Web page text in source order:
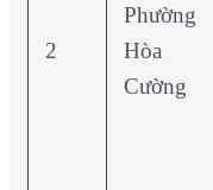
2
Phường
Hòa
Cường